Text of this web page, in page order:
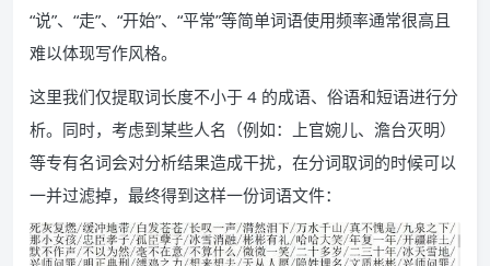
“说”、“走”、“开始”、“平常”等简单词语使用频率通常很高且
难以体现写作风格。
这里我们仅提取词长度不小于 4 的成语、俗语和短语进行分
析。同时，考虑到某些人名（例如：上官婉儿、澹台灭明）
等专有名词会对分析结果造成干扰，在分词取词的时候可以
一并过滤掉，最终得到这样一份词语文件：